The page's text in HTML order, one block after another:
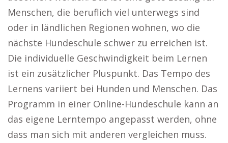
Menschen, die beruflich viel unterwegs sind
oder in ländlichen Regionen wohnen, wo die
nächste Hundeschule schwer zu erreichen ist.
Die individuelle Geschwindigkeit beim Lernen
ist ein zusätzlicher Pluspunkt. Das Tempo des
Lernens variiert bei Hunden und Menschen. Das
Programm in einer Online-Hundeschule kann an
das eigene Lerntempo angepasst werden, ohne
dass man sich mit anderen vergleichen muss.